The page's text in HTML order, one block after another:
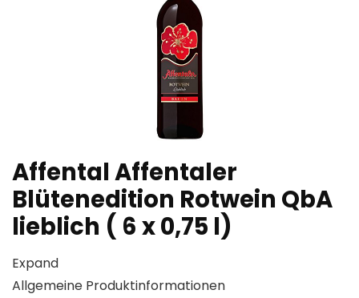
Affental Affentaler
Blütenedition Rotwein QbA
lieblich ( 6 x 0,75 l)
Expand
Allgemeine Produktinformationen